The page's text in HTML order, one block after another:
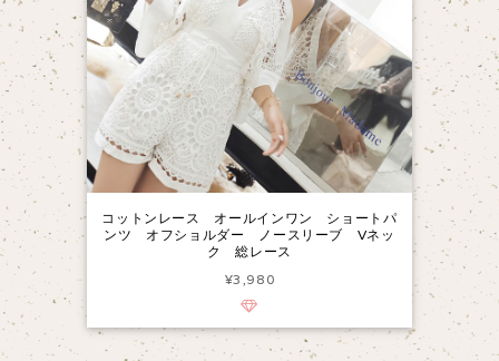
コットンレース オールインワン ショートパ
ンツ オフショルダー ノースリーブ Vネッ
ク 総レース
¥3,980